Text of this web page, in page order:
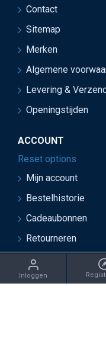
Contact
Sitemap
Merken
Algemene
Levering &
Openingstijden
ACCOUNT
Reset options
Mijn account
Bestelhistorie
Cadeaubonnen
Retourneren
2021 Juwelier van
Inloggen